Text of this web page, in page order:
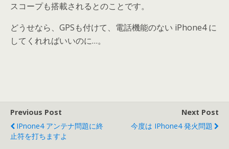
スコープも搭載されるとのことです。
どうせなら、GPSも付けて、電話機能のない iPhone4 に
してくれればいいのに…。
Previous Post
IPnone4 アンテナ問題に終
止符を打ちますよ
Next Post
今度は IPhone4 発火問題